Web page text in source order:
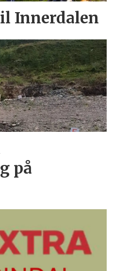
Innerdalen
på